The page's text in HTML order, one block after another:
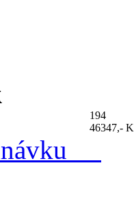
194
46347,-